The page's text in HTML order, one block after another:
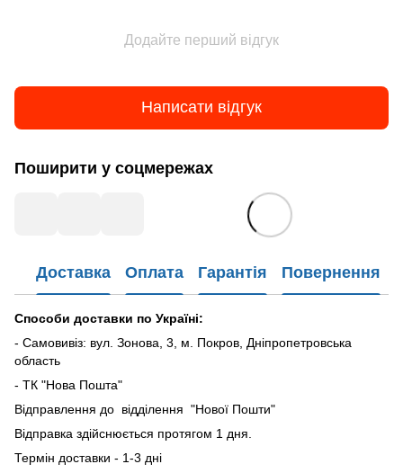
Додайте перший відгук
Написати відгук
Поширити у соцмережах
Доставка Оплата Гарантія Повернення
Способи доставки по Україні:
- Самовивіз: вул. Зонова, 3, м. Покров, Дніпропетровська
область
- ТК "Нова Пошта"
Відправлення до відділення "Нової Пошти"
Відправка здійснюється протягом 1 дня.
Термін доставки - 1-3 дні